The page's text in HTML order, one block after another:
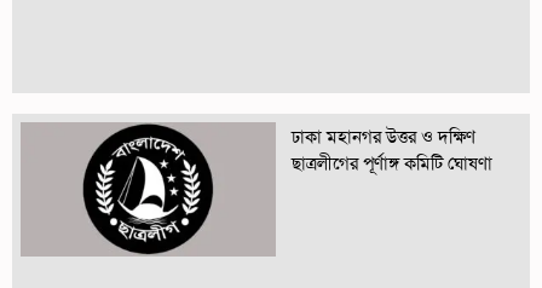
ঢাকা মহানগর উত্তর ও দক্ষিণ
ছাত্রলীগের পূর্ণাঙ্গ কমিটি ঘোষণা